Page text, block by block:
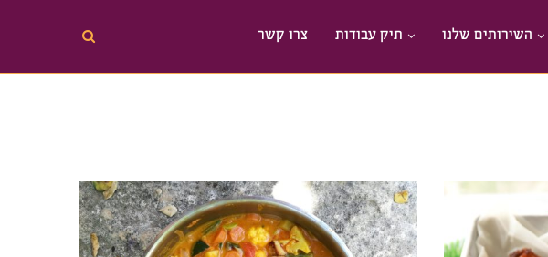
השירותים שלנו תיק עבודות צרו קשר